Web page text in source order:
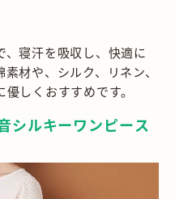
、寝汗を吸収し、快適に
材や、シルク、リネン、
しくおすすめです。
ルキーワンピース